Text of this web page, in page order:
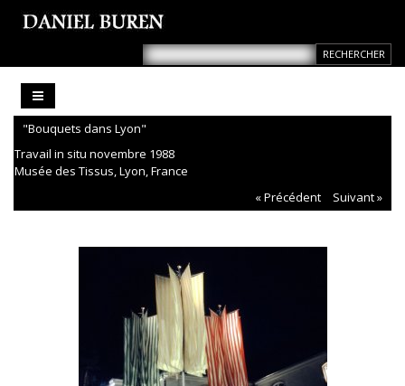
"Bouquets dans Lyon"
Travail in situ novembre 1988
Musée des Tissus, Lyon, France
« Précédent
Suivant »